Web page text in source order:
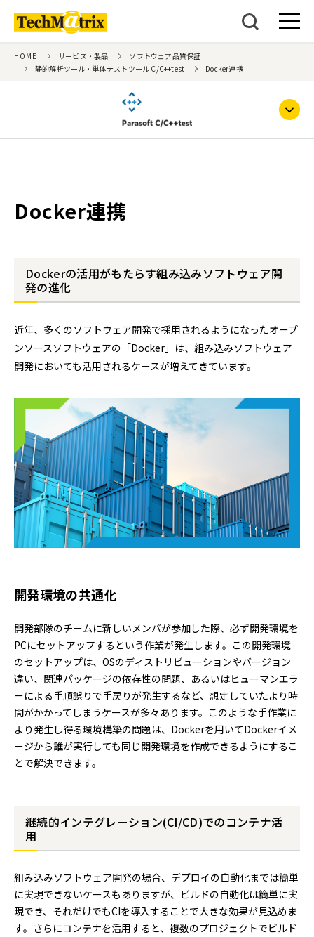
HOME サービス・製品
ソフトウェア品質保証
静的解析ツール・単体テストツール C/C++test
Docker連携
Docker連携
Dockerの活用がもたらす組み込みソフトウェア開
発の進化
近年、多くのソフトウェア開発で採用されるようになったオープ
ンソースソフトウェアの「Docker」は、組み込みソフトウェア
開発においても活用されるケースが増えてきています。
開発環境の共通化
開発部隊のチームに新しいメンバが参加した際、必ず開発環境を
PCにセットアップするという作業が発生します。この開発環境
のセットアップは、OSのディストリビューションやバージョン
違い、関連パッケージの依存性の問題、あるいはヒューマンエラ
ーによる手順誤りで手戻りが発生するなど、想定していたより時
間がかかってしまうケースが多々あります。このような手作業に
より発生し得る環境構築の問題は、Dockerを用いてDockerイメ
ージから誰が実行しても同じ開発環境を作成できるようにするこ
とで解決できます。
継続的インテグレーション(CI/CD)でのコンテナ活
用
組み込みソフトウェア開発の場合、デプロイの自動化までは簡単
に実現できないケースもありますが、ビルドの自動化は簡単に実
現でき、それだけでもCIを導入することで大きな効果が見込めま
す。さらにコンテナを活用すると、複数のプロジェクトでビルド